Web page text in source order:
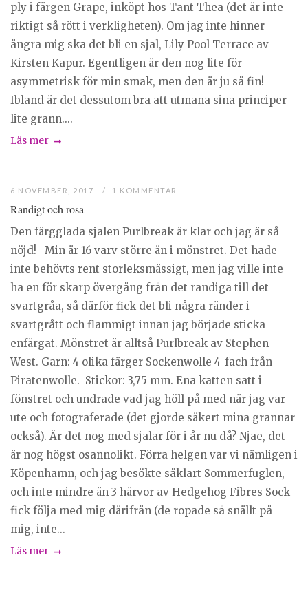
ply i färgen Grape, inköpt hos Tant Thea (det är inte
riktigt så rött i verkligheten). Om jag inte hinner
ångra mig ska det bli en sjal, Lily Pool Terrace av
Kirsten Kapur. Egentligen är den nog lite för
asymmetrisk för min smak, men den är ju så fin!
Ibland är det dessutom bra att utmana sina principer
lite grann....
Läs mer
6 NOVEMBER, 2017 1 KOMMENTAR
Randigt och rosa
Den färgglada sjalen Purlbreak är klar och jag är så
nöjd! Min är 16 varv större än i mönstret. Det hade
inte behövts rent storleksmässigt, men jag ville inte
ha en för skarp övergång från det randiga till det
svartgråa, så därför fick det bli några ränder i
svartgrått och flammigt innan jag började sticka
enfärgat. Mönstret är alltså Purlbreak av Stephen
West. Garn: 4 olika färger Sockenwolle 4-fach från
Piratenwolle. Stickor: 3,75 mm. Ena katten satt i
fönstret och undrade vad jag höll på med när jag var
ute och fotograferade (det gjorde säkert mina grannar
också). Är det nog med sjalar för i år nu då? Njae, det
är nog högst osannolikt. Förra helgen var vi nämligen i
Köpenhamn, och jag besökte såklart Sommerfuglen,
och inte mindre än 3 härvor av Hedgehog Fibres Sock
fick följa med mig därifrån (de ropade så snällt på
mig, inte...
Läs mer